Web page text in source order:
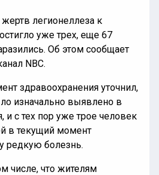
легионеллеза к
уже трех, еще 67
Об этом сообщает
NBC.
здравоохранения уточнил,
изначально выявлено в
с тех пор уже трое человек
в текущий момент
редкую болезнь.
числе, что жителям